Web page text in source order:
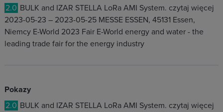
2.0 BULK and IZAR STELLA LoRa AMI System. czytaj więcej
2023-05-23 – 2023-05-25 MESSE ESSEN, 45131 Essen,
Niemcy E-World 2023 Fair E-World energy and water - the
leading trade fair for the energy industry
Pokazy
2.0 BULK and IZAR STELLA LoRa AMI System. czytaj więcej